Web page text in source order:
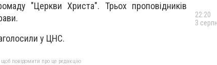
"Церкви Христа". Трьох проповідників
у ЦНС.
повідомити про це редакцію
22:20
3